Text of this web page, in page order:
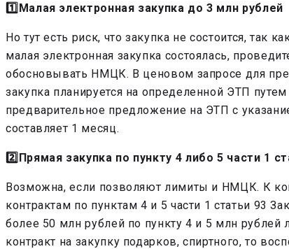
1️⃣Малая электронная закупка до 3 млн рублей
Но тут есть риск, что закупка не состоится,
малая электронная закупка состоялась,
обосновывать НМЦК. В ценовом запросе для
закупка планируется на определенной ЭТП
предварительное предложение на ЭТП с
составляет 1 месяц.
2️⃣Прямая закупка по пункту 4 либо 5 части 1
Возможна, если позволяют лимиты и НМЦК. К
контрактам по пунктам 4 и 5 части 1 статьи 93
более 50 млн рублей по пункту 4 и 5 млн
контракт на закупку подарков, спиртного, то